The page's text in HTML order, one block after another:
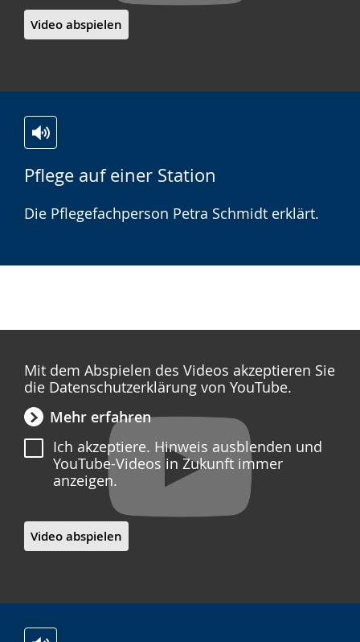
Video abspielen
Pflege auf einer Station
Leichten
Sprache
Audio-
Unterstützung.
Video
in
Die Pflegefachperson Petra Schmidt erklärt.
Mit dem Abspielen des Videos akzeptieren Sie
die Datenschutzerklärung von YouTube.
Mehr erfahren
Ich akzeptiere. Hinweis ausblenden und
YouTube-Videos in Zukunft immer
anzeigen.
Video abspielen